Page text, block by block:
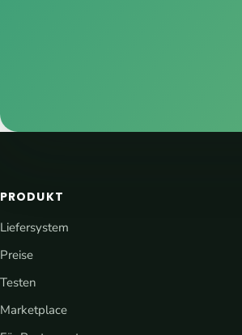
PRODUKT
Liefersystem
Preise
Testen
Marketplace